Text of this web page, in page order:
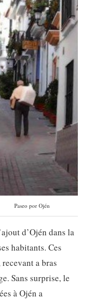
Paseo por Ojén
d’Ojén dans la
habitants. Ces
a bras
Sans surprise, le
à Ojén a